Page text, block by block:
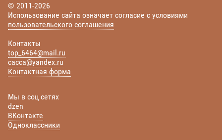
© 2011-2026
Использование сайта означает согласие с условиями
пользовательского соглашения
Контакты
top_6464@mail.ru
cacca@yandex.ru
Контактная форма
Мы в соц сетях
dzen
ВКонтакте
Одноклассники